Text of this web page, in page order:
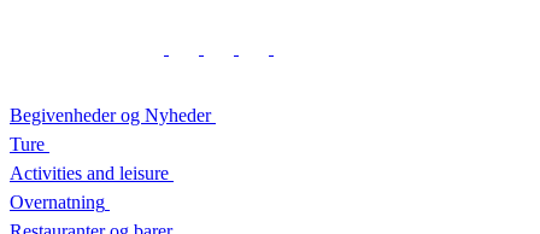
Begivenheder og Nyheder
Ture
Activities and leisure
Overnatning